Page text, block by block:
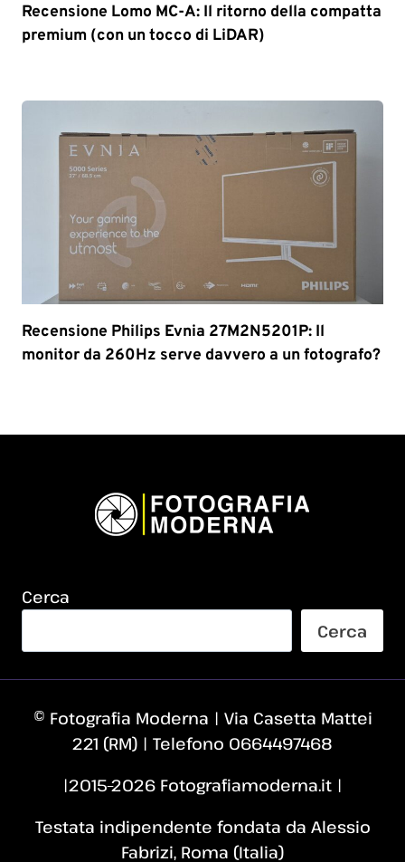
Recensione Lomo MC-A: Il ritorno della compatta
premium (con un tocco di LiDAR)
Recensione Philips Evnia 27M2N5201P: Il
monitor da 260Hz serve davvero a un fotografo?
Cerca
Cerca
© Fotografia Moderna | Via Casetta Mattei
221 (RM) | Telefono 0664497468
|2015–2026 Fotografiamoderna.it |
Testata indipendente fondata da Alessio
Fabrizi, Roma (Italia)